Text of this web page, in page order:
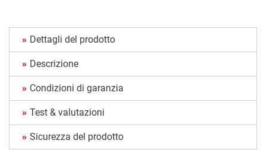
Dettagli del prodotto
Descrizione
Condizioni di garanzia
Test & valutazioni
Sicurezza del prodotto